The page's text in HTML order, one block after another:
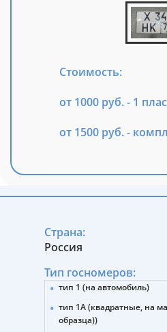
Стоимость:
от 1000 руб. - 1
от 1500 руб. -
Страна:
Россия
Тип госномеров:
тип 1 (на автомобиль)
тип 1А (квадратные, на
образца))